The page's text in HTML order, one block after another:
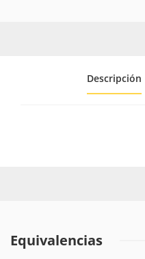
Descripción
Equivalencias